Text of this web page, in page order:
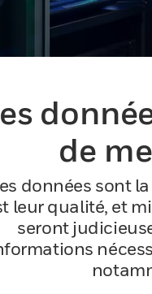
de
données sont
leur qualité, et
seront